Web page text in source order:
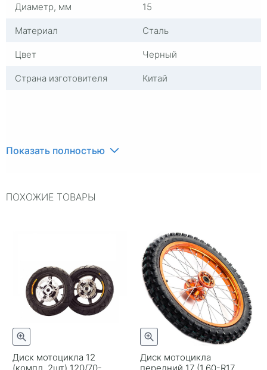
Диаметр, мм
15
Материал
Сталь
Цвет
Черный
Страна изготовителя
Китай
Показать полностью
ПОХОЖИЕ ТОВАРЫ
Диск мотоцикла 12
(компл. 2шт) 120/70-
Диск мотоцикла
передний 17 (1,60-R17